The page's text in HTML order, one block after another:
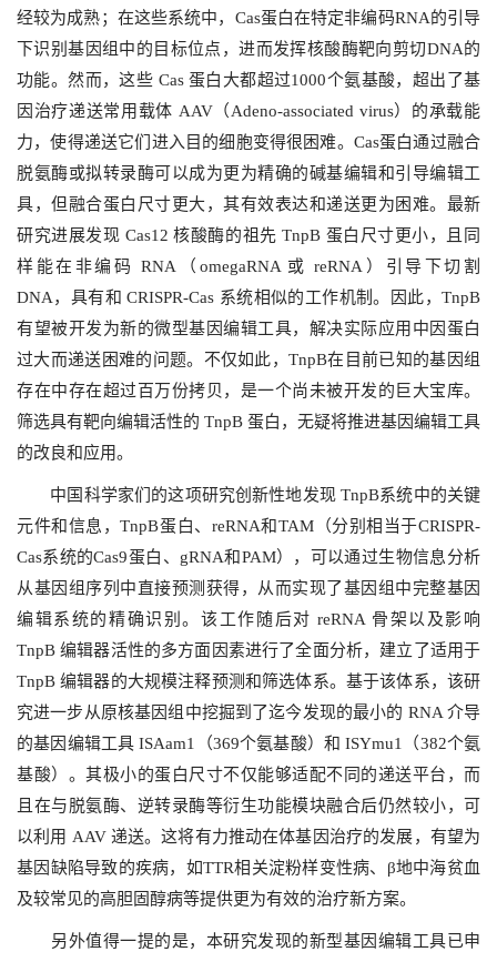
经较为成熟；在这些系统中，Cas蛋白在特定非编码RNA的引导
下识别基因组中的目标位点，进而发挥核酸酶靶向剪切DNA的
功能。然而，这些 Cas 蛋白大都超过1000个氨基酸，超出了基
因治疗递送常用载体 AAV（Adeno-associated virus）的承载能
力，使得递送它们进入目的细胞变得很困难。Cas蛋白通过融合
脱氨酶或拟转录酶可以成为更为精确的碱基编辑和引导编辑工
具，但融合蛋白尺寸更大，其有效表达和递送更为困难。最新
研究进展发现 Cas12 核酸酶的祖先 TnpB 蛋白尺寸更小，且同
样能在非编码 RNA（omegaRNA 或 reRNA）引导下切割
DNA，具有和 CRISPR-Cas 系统相似的工作机制。因此，TnpB
有望被开发为新的微型基因编辑工具，解决实际应用中因蛋白
过大而递送困难的问题。不仅如此，TnpB在目前已知的基因组
存在中存在超过百万份拷贝，是一个尚未被开发的巨大宝库。
筛选具有靶向编辑活性的 TnpB 蛋白，无疑将推进基因编辑工具
的改良和应用。
中国科学家们的这项研究创新性地发现 TnpB系统中的关键
元件和信息，TnpB蛋白、reRNA和TAM（分别相当于CRISPR-
Cas系统的Cas9蛋白、gRNA和PAM），可以通过生物信息分析
从基因组序列中直接预测获得，从而实现了基因组中完整基因
编辑系统的精确识别。该工作随后对 reRNA 骨架以及影响
TnpB 编辑器活性的多方面因素进行了全面分析，建立了适用于
TnpB 编辑器的大规模注释预测和筛选体系。基于该体系，该研
究进一步从原核基因组中挖掘到了迄今发现的最小的 RNA 介导
的基因编辑工具 ISAam1（369个氨基酸）和 ISYmu1（382个氨
基酸）。其极小的蛋白尺寸不仅能够适配不同的递送平台，而
且在与脱氨酶、逆转录酶等衍生功能模块融合后仍然较小，可
以利用 AAV 递送。这将有力推动在体基因治疗的发展，有望为
基因缺陷导致的疾病，如TTR相关淀粉样变性病、β地中海贫血
及较常见的高胆固醇病等提供更为有效的治疗新方案。
另外值得一提的是，本研究发现的新型基因编辑工具已申